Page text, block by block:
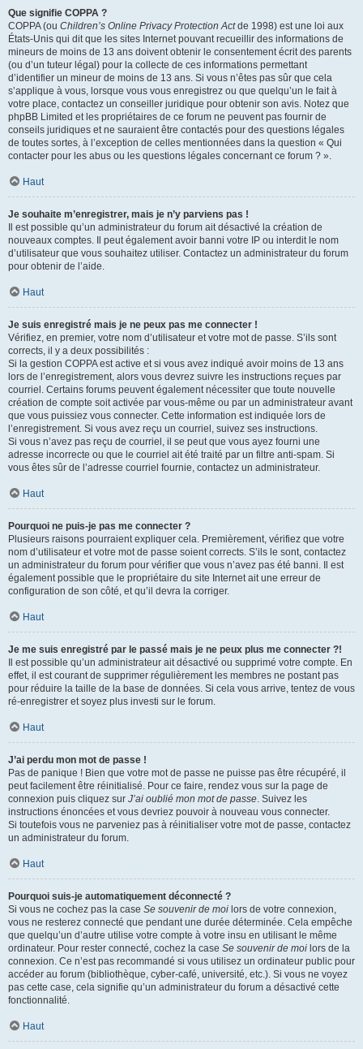
Que signifie COPPA ?
COPPA (ou Children’s Online Privacy Protection Actde 1998) est une loi aux
États-Unis qui dit que les sites Internet pouvant recueillir des informations de
mineurs de moins de 13 ans doivent obtenir le consentement écrit des parents
(ou d’un tuteur légal) pour la collecte de ces informations permettant
d’identifier un mineur de moins de 13 ans. Si vous n’êtes pas sûr que cela
s’applique à vous, lorsque vous vous enregistrez ou que quelqu’un le fait à
votre place, contactez un conseiller juridique pour obtenir son avis. Notez que
phpBB Limited et les propriétaires de ce forum ne peuvent pas fournir de
conseils juridiques et ne sauraient être contactés pour des questions légales
de toutes sortes, à l’exception de celles mentionnées dans la question « Qui
contacter pour les abus ou les questions légales concernant ce forum ? ».
Haut
Je souhaite m’enregistrer, mais je n’y parviens pas !
Il est possible qu’un administrateur du forum ait désactivé la création de
nouveaux comptes. Il peut également avoir banni votre IP ou interdit le nom
d’utilisateur que vous souhaitez utiliser. Contactez un administrateur du forum
pour obtenir de l’aide.
Haut
Je suis enregistré mais je ne peux pas me connecter !
Vérifiez, en premier, votre nom d’utilisateur et votre mot de passe. S’ils sont
corrects, il y a deux possibilités :
Si la gestion COPPA est active et si vous avez indiqué avoir moins de 13 ans
lors de l’enregistrement, alors vous devrez suivre les instructions reçues par
courriel. Certains forums peuvent également nécessiter que toute nouvelle
création de compte soit activée par vous-même ou par un administrateur avant
que vous puissiez vous connecter. Cette information est indiquée lors de
l’enregistrement. Si vous avez reçu un courriel, suivez ses instructions.
Si vous n’avez pas reçu de courriel, il se peut que vous ayez fourni une
adresse incorrecte ou que le courriel ait été traité par un filtre anti-spam. Si
vous êtes sûr de l’adresse courriel fournie, contactez un administrateur.
Haut
Pourquoi ne puis-je pas me connecter ?
Plusieurs raisons pourraient expliquer cela. Premièrement, vérifiez que votre
nom d’utilisateur et votre mot de passe soient corrects. S’ils le sont, contactez
un administrateur du forum pour vérifier que vous n’avez pas été banni. Il est
également possible que le propriétaire du site Internet ait une erreur de
configuration de son côté, et qu’il devra la corriger.
Haut
Je me suis enregistré par le passé mais je ne peux plus me connecter ?!
Il est possible qu’un administrateur ait désactivé ou supprimé votre compte. En
effet, il est courant de supprimer régulièrement les membres ne postant pas
pour réduire la taille de la base de données. Si cela vous arrive, tentez de vous
ré-enregistrer et soyez plus investi sur le forum.
Haut
J’ai perdu mon mot de passe !
Pas de panique ! Bien que votre mot de passe ne puisse pas être récupéré, il
peut facilement être réinitialisé. Pour ce faire, rendez vous sur la page de
connexion puis cliquez sur J’ai oublié mon mot de passe. Suivez les
instructions énoncées et vous devriez pouvoir à nouveau vous connecter.
Si toutefois vous ne parveniez pas à réinitialiser votre mot de passe, contactez
un administrateur du forum.
Haut
Pourquoi suis-je automatiquement déconnecté ?
Si vous ne cochez pas la case Se souvenir de moi lors de votre connexion,
vous ne resterez connecté que pendant une durée déterminée. Cela empêche
que quelqu’un d’autre utilise votre compte à votre insu en utilisant le même
ordinateur. Pour rester connecté, cochez la case Se souvenir de moi lors de la
connexion. Ce n’est pas recommandé si vous utilisez un ordinateur public pour
accéder au forum (bibliothèque, cyber-café, université, etc.). Si vous ne voyez
pas cette case, cela signifie qu’un administrateur du forum a désactivé cette
fonctionnalité.
Haut